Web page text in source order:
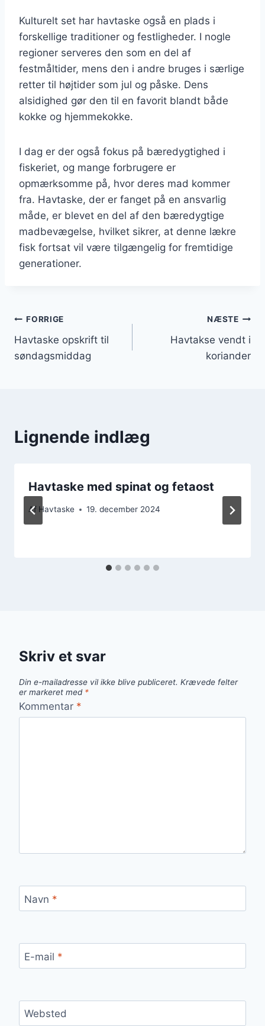
Kulturelt set har havtaske også en plads i
forskellige traditioner og festligheder. I nogle
regioner serveres den som en del af
festmåltider, mens den i andre bruges i særlige
retter til højtider som jul og påske. Dens
alsidighed gør den til en favorit blandt både
kokke og hjemmekokke.
I dag er der også fokus på bæredygtighed i
fiskeriet, og mange forbrugere er
opmærksomme på, hvor deres mad kommer
fra. Havtaske, der er fanget på en ansvarlig
måde, er blevet en del af den bæredygtige
madbevægelse, hvilket sikrer, at denne lækre
fisk fortsat vil være tilgængelig for fremtidige
generationer.
Indlægsnavigation
FORRIGE
Havtaske opskrift til
søndagsmiddag
NÆSTE
Havtakse vendt i
koriander
Lignende indlæg
Havtaske med spinat og fetaost
Af Havtaske 19. december 2024
Skriv et svar
Din e-mailadresse vil ikke blive publiceret. Krævede felter
er markeret med *
Kommentar *
Navn *
E-mail *
Websted